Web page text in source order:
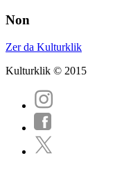
Non
Zer da Kulturklik
Kulturklik © 2015